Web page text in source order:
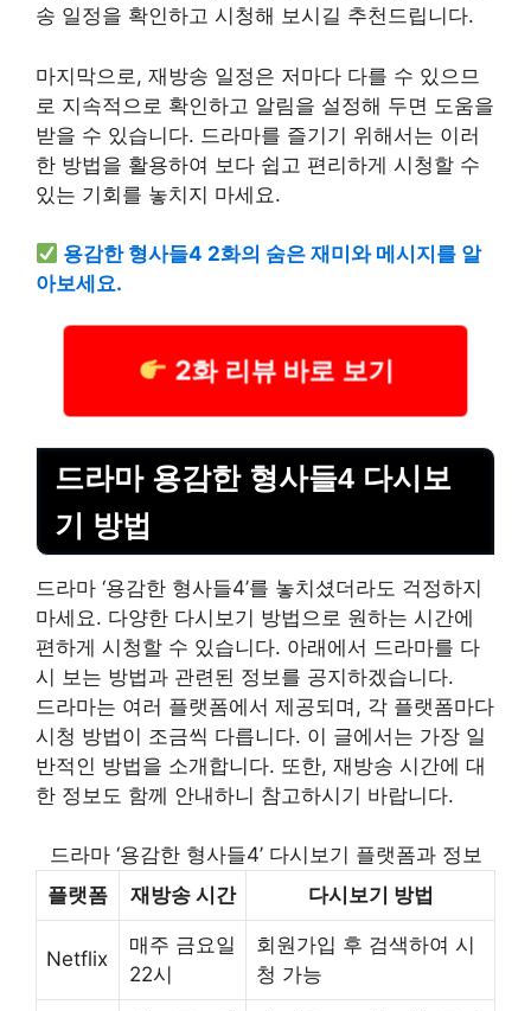
송 일정을 확인하고 시청해 보시길 추천드립니다.
마지막으로, 재방송 일정은 저마다 다를 수 있으므
로 지속적으로 확인하고 알림을 설정해 두면 도움을
받을 수 있습니다. 드라마를 즐기기 위해서는 이러
한 방법을 활용하여 보다 쉽고 편리하게 시청할 수
있는 기회를 놓치지 마세요.
용감한 형사들4 2화의 숨은 재미와 메시지를 알
아보세요.
2화 리뷰 바로 보기
드라마 용감한 형사들4 다시보
기 방법
드라마 ‘용감한 형사들4’를 놓치셨더라도 걱정하지
마세요. 다양한 다시보기 방법으로 원하는 시간에
편하게 시청할 수 있습니다. 아래에서 드라마를 다
시 보는 방법과 관련된 정보를 공지하겠습니다.
드라마는 여러 플랫폼에서 제공되며, 각 플랫폼마다
시청 방법이 조금씩 다릅니다. 이 글에서는 가장 일
반적인 방법을 소개합니다. 또한, 재방송 시간에 대
한 정보도 함께 안내하니 참고하시기 바랍니다.
드라마 ‘용감한 형사들4’ 다시보기 플랫폼과 정보
플랫폼
재방송 시간 다시보기 방법
Netflix
매주 금요일
22시
회원가입 후 검색하여 시
청 가능